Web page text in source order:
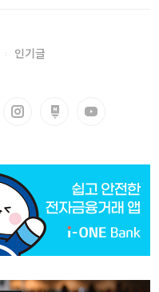
인기글